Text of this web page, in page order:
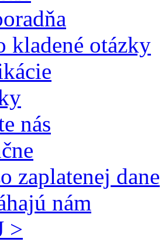
kladené otázky
nás
zaplatenej dane
nám
>